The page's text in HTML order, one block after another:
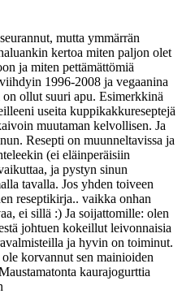
mutta ymmärrän
kertoa miten paljon olet
ja miten pettämättömiä
1996-2008 ja vegaanina
ollut suuri apu. Esimerkkinä
useita kuppikakkureseptejä
muutaman kelvollisen. Ja
Resepti on muunneltavissa ja
(ei eläinperäisiin
ja pystyn sinun
tavalla. Jos yhden toiveen
reseptikirja.. vaikka onhan
ei sillä :) Ja soijattomille: olen
johtuen kokeillut leivonnaisia
ja hyvin on toiminut.
korvannut sen mainioiden
kaurajogurttia